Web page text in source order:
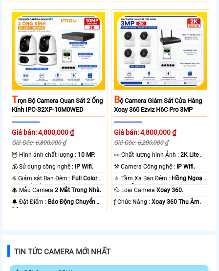
TRọn Bộ Camera Quan Sát 2 Ống
Kính IPC-S2XP-10M0WED
Giá bán: 4,800,000 ₫
Giá Gốc: 6,800,000 ₫
🦉 Hình ảnh chất lượng : 10 MP.
🕉️ Sử dụng công nghệ :
IP Wifi.
❈ Giám sát Ban Đêm : Full Color
20m Có Màu Ban Ðêm.
🐜 Mẫu Camera2 Mắt Trong Nhà.
️🔔 Đặt Điểm : Báo Động Chuyển
Động.
BỘ Camera Giám Sát Cửa Hàng
Xoay 360 Ezviz H6C Pro 3MP
Giá bán: 4,800,000 ₫
Giá Gốc: 6,200,000 ₫
️👀 Chất lượng hình Ảnh :2K Lite .
⚒ Camera Công nghệ :
IP Wifi.
🔅 Tầm Xa Ban Đêm : Hồng Ngoại
10m Hồng Ngoại Smart IR.
💦 Loại CameraXoay 360.
️ƒ Chức Năng :Xoay 360 Thu Âm.
TIN TỨC CAMERA MỚI NHẤT